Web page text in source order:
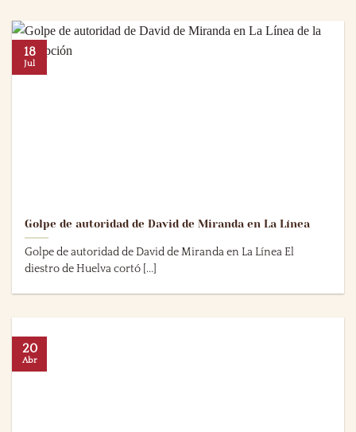
Golpe de autoridad de David de Miranda en La Línea
Golpe de autoridad de David de Miranda en La Línea El
diestro de Huelva cortó [...]
18
Jul
20
Abr